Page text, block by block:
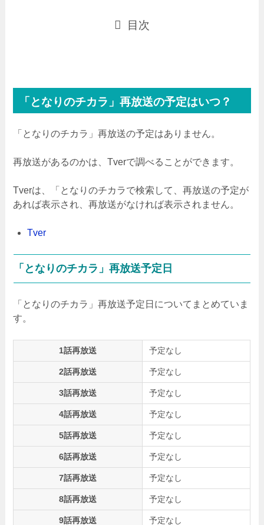
目次
「となりのチカラ」再放送の予定はいつ？
「となりのチカラ」再放送の予定はありません。
再放送があるのかは、Tverで調べることができます。
Tverは、「となりのチカラで検索して、再放送の予定が
あれば表示され、再放送がなければ表示されません。
Tver
「となりのチカラ」再放送予定日
「となりのチカラ」再放送予定日についてまとめていま
す。
1話再放送 予定なし
2話再放送 予定なし
3話再放送 予定なし
4話再放送 予定なし
5話再放送 予定なし
6話再放送 予定なし
7話再放送 予定なし
8話再放送 予定なし
9話再放送 予定なし